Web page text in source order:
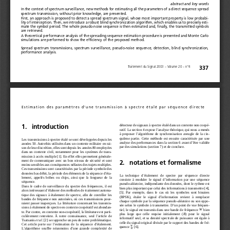
Traitement du Signal 2003 – Volume 20 – n°4 337
abstract and key words
In the context of spectrum surveillance, new methods for estimating all the parameters of a direct sequence spread
spectrum transmission, without prior knowledge, are presented.
First, an approach is proposed to detect a spread spectrum signal, whose most important property is low probabi-
lity of interception. Then, we introduce a robust blind synchronization algorithm, which enables us to precisely esti-
mate the symbol period. The whole pseudo-noise sequence is then estimated and, finally, the transmitted symbols
are retrieved.
A theoretical performance analysis of the spreading sequence estimation procedure is presented and Monte Carlo
simulations are performed to show the efficiency of the proposed method.
Spread  spectrum  transmissions,  spectrum  surveillance,  pseudo-noise  sequence,  detection,  blind  synchronization,
performance analysis.
1.   introduction
Les transmissions à spectre étalé se sont développées depuis les
années 50. Autrefois utilisées dans un contexte militaire en rai-
son de leur discrétion, elles sont depuis les années 80 employées
dans  un  contexte  civil, notamment  pour  les  systèmes  de  trans-
mission à accès multiple [1]. En effet elles permettent générale-
ment  de  communiquer  avec  un  bon  niveau  de  sécurité  et  sont
moins sensibles aux conséquences néfastes des trajets multiples.
Ces transmissions sont caractérisées par la période symbole des
données bas débit, la période des éléments de la séquence d’éta-
lement,  appelés  bribes  ou  chips,  ainsi  que  la  longueur  de  la
séquence.
Dans  le  cadre  de  surveillance  du  spectre  des  fréquences, il  est
alors intéressant d’élaborer des méthodes de traitement automa-
tique  des  signaux  à  étalement  de  spectre, afin  de  contrôler  les
bandes de fréquence non autorisées, où ces transmissions pour-
raient passer inaperçues. La littérature concernant les transmis-
sions à étalement de spectre en contexte coopératif est abondan-
te. Par contre, en contexte non-coopératif, la littérature est parti-
culièrement  restreinte.  À  notre  connaissance,  seul  l’article  de
Tsatsanis et al. [2] se rapproche un peu de notre problématique.
Cet  article  porte  sur  l’estimation  de  la  séquence  d’étalement.
L’algorithme  souffre  néanmoins  d’une  grande  complexité  de
détecteur de signaux à spectre étalé dans un contexte non coopé-
ratif. La section 4 expose l’analyse théorique, qui nous a menés
à  proposer  l’algorithme  de  synchronisation  aveugle  de  la  cin-
quième  partie.  Cette  méthode  est  ensuite  caractérisée  par  une
analyse des performances dans la section 6 avant d’être validée
par des simulations (section 7) et de conclure.
2.   notations et formalisme
La  technique  d’étalement  de  spectre  par  séquence  directe
consiste  à  moduler  le  signal  d’information  par  une  séquence
pseudo-aléatoire, indépendante des données, dont le rythme est
bien plus important que celui des informations à transmettre [4],
[5].  Par  exemple,  dans  le  cas  où  les  symboles  sont  binaires
(BPSK),  étaler  le  signal  d’information  revient  à  remplacer
chaque symbole par la séquence pseudo-aléatoire ou son oppo-
sée selon le symbole à transmettre. D’un point de vue fréquen-
tiel, le signal est transmis dans une bande de fréquence Wbien
plus  large  que  celle  requise  initialement  ( B)  pour  le  signal
informatif  seul, et  sa  densité  spectrale  de  puissance  est  égale  à
celle du signal original divisée par le rapport des bandes de fré-
quence
W
B
[6].
Estimation des paramètres d’une transmission à spectre étalé par séquence directe